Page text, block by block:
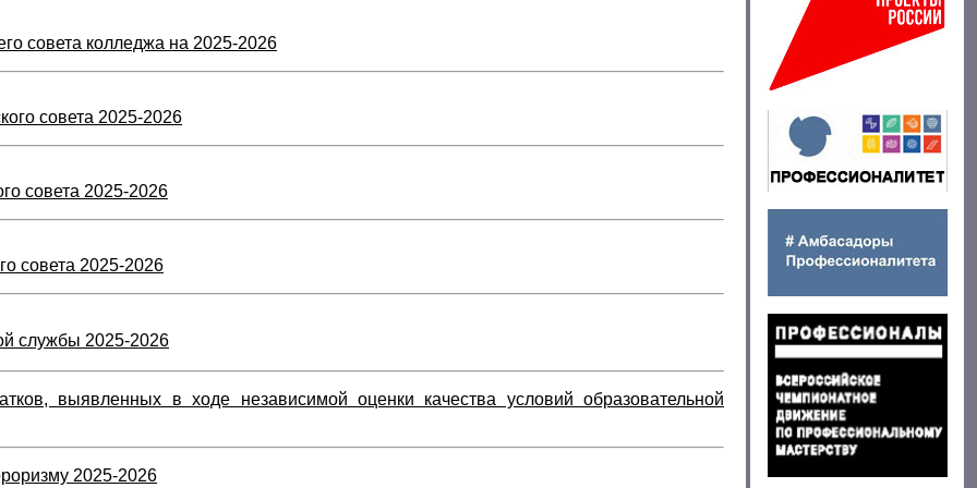
совета колледжа на 2025-2026
совета 2025-2026
совета 2025-2026
совета 2025-2026
службы 2025-2026
выявленных в ходе независимой оценки качества условий образовательной
2025-2026